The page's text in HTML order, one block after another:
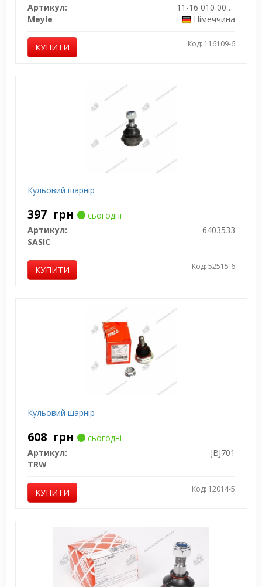
Артикул:
11-16 010 0000
Meyle
Німеччина
КУПИТИ Код: 116109-6
Кульовий шарнір
397 грн
сьогодні
Артикул:
6403533
SASIC
КУПИТИ Код: 52515-6
Кульовий шарнір
608 грн
сьогодні
Артикул:
JBJ701
TRW
КУПИТИ Код: 12014-5